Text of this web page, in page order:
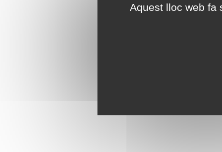
Aquest lloc web fa